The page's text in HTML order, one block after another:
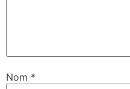
Nom *